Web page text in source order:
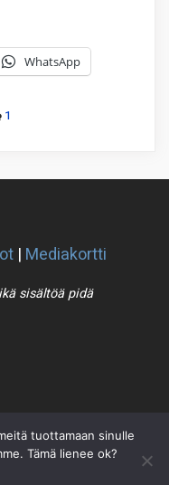
WhatsApp
1
| Mediakortti
sisältöä pidä
tuottamaan sinulle
Tämä lienee ok?